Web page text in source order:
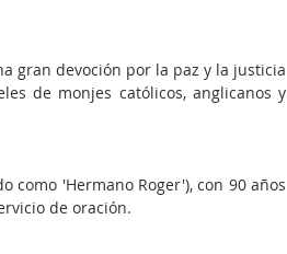
gran devoción por la paz y la justicia
de monjes católicos, anglicanos y
como 'Hermano Roger'), con 90 años
de oración.